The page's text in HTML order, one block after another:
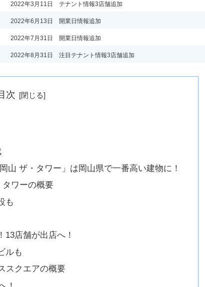
2022年3月11日 テナント情報3店舗追加
2022年6月13日 開業日情報追加
2022年7月31日 開業日情報追加
2022年8月31日 注目テナント情報3店舗追加
次
山 ザ・タワー」は岡山県で一番高い建物に！
ワーの概要
も
13店舗が出店へ！
ルも
スクエアの概要